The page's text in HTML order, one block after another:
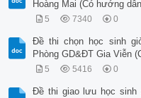
Hoàng Mai (Có hướng
5 7340 0
Đề thi chọn học sinh
Phòng GD&ĐT Gia Viễn
5 5416 0
Đề thi giao lưu học sinh